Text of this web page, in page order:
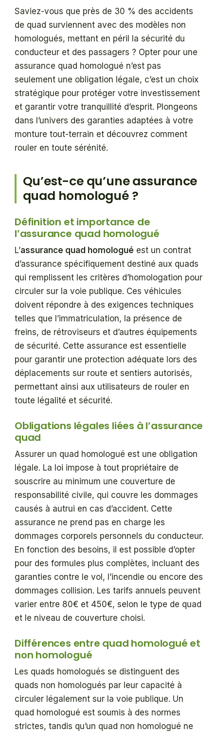
Saviez-vous que près de 30 % des accidents
de quad surviennent avec des modèles non
homologués, mettant en péril la sécurité du
conducteur et des passagers ? Opter pour une
assurance quad homologué n’est pas
seulement une obligation légale, c’est un choix
stratégique pour protéger votre investissement
et garantir votre tranquillité d’esprit. Plongeons
dans l’univers des garanties adaptées à votre
monture tout-terrain et découvrez comment
rouler en toute sérénité.
Qu’est-ce qu’une assurance
quad homologué ?
Définition et importance de
l’assurance quad homologué
L’assurance quad homologué est un contrat
d’assurance spécifiquement destiné aux quads
qui remplissent les critères d’homologation pour
circuler sur la voie publique. Ces véhicules
doivent répondre à des exigences techniques
telles que l’immatriculation, la présence de
freins, de rétroviseurs et d’autres équipements
de sécurité. Cette assurance est essentielle
pour garantir une protection adéquate lors des
déplacements sur route et sentiers autorisés,
permettant ainsi aux utilisateurs de rouler en
toute légalité et sécurité.
Obligations légales liées à l’assurance
quad
Assurer un quad homologué est une obligation
légale. La loi impose à tout propriétaire de
souscrire au minimum une couverture de
responsabilité civile, qui couvre les dommages
causés à autrui en cas d’accident. Cette
assurance ne prend pas en charge les
dommages corporels personnels du conducteur.
En fonction des besoins, il est possible d’opter
pour des formules plus complètes, incluant des
garanties contre le vol, l’incendie ou encore des
dommages collision. Les tarifs annuels peuvent
varier entre 80€ et 450€, selon le type de quad
et le niveau de couverture choisi.
Différences entre quad homologué et
non homologué
Les quads homologués se distinguent des
quads non homologués par leur capacité à
circuler légalement sur la voie publique. Un
quad homologué est soumis à des normes
strictes, tandis qu’un quad non homologué ne